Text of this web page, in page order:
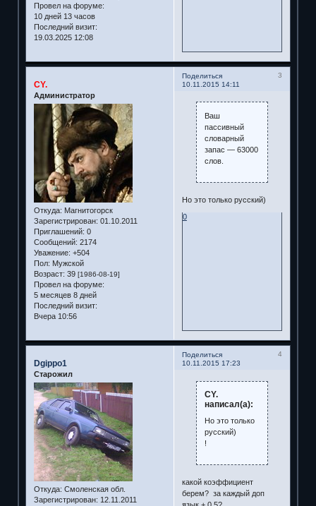
Провел на форуме:
10 дней 13 часов
Последний визит:
19.03.2025 12:08
Поделиться
3
10.11.2015 14:11
CY.
Администратор
Откуда: Магнитогорск
Зарегистрирован: 01.10.2011
Приглашений: 0
Сообщений: 2174
Уважение: +504
Пол: Мужской
Возраст: 39 [1986-08-19]
Провел на форуме:
5 месяцев 8 дней
Последний визит:
Вчера 10:56
Ваш
пассивный
словарный
запас — 63000
слов.
Но это только русский)
0
Поделиться
4
10.11.2015 17:23
Dgippo1
Старожил
Откуда: Смоленская обл.
Зарегистрирован: 12.11.2011
CY.
написал(а):
Но это только
русский)
!
какой коэффициент
берем? за каждый доп